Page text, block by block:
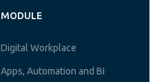
MODULE
Digital Workplace
Apps, Automation and BI